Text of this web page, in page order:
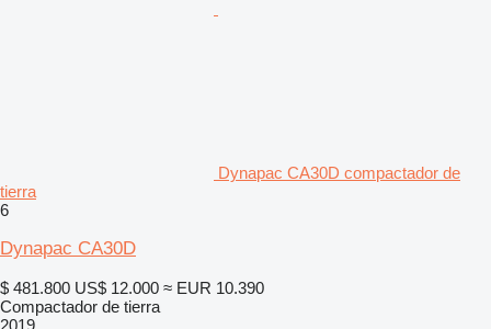
Dynapac CA30D compactador de
tierra
6
Dynapac CA30D
$ 481.800 US$ 12.000 ≈ EUR 10.390
Compactador de tierra
2019